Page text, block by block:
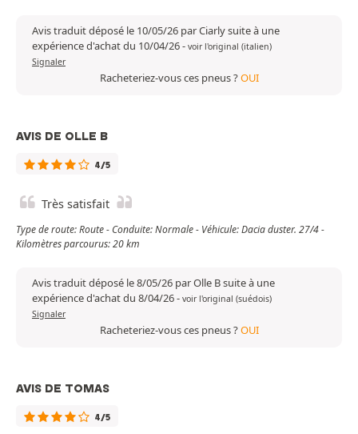
Avis traduit déposé le 10/05/26 par Ciarly suite à une
expérience d'achat du 10/04/26- voir l'original (italien)
Signaler
Racheteriez-vous ces pneus ?OUI
AVIS DE OLLE B
4/5
Très satisfait
Type de route: Route - Conduite: Normale - Véhicule: Dacia duster. 27/4 -
Kilomètres parcourus: 20 km
Avis traduit déposé le 8/05/26 par Olle B suite à une
expérience d'achat du 8/04/26- voir l'original (suédois)
Signaler
Racheteriez-vous ces pneus ?OUI
AVIS DE TOMAS
4/5